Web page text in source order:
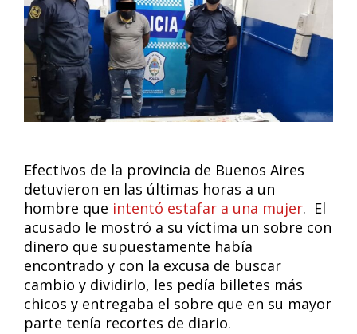
Efectivos de la provincia de Buenos Aires
detuvieron en las últimas horas a un
hombre que intentó estafar a una mujer. El
acusado le mostró a su víctima un sobre con
dinero que supuestamente había
encontrado y con la excusa de buscar
cambio y dividirlo, les pedía billetes más
chicos y entregaba el sobre que en su mayor
parte tenía recortes de diario.